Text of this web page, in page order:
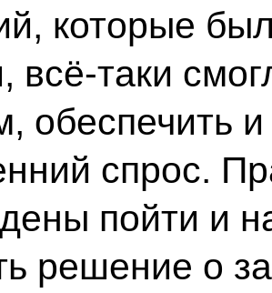
которые
всё‑таки
обеспечить
спрос.
пойти и
решение о